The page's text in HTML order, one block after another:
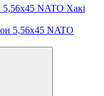
NATO Хакі